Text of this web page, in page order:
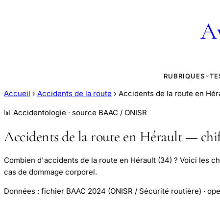
RUBRIQUES
Accueil › Accidents de la route › Accidents de la route en
📊 Accidentologie · source BAAC / ONISR
Accidents de la route en Hérault —
Combien d'accidents de la route en Hérault (34) ? Voici les
cas de dommage corporel.
Données : fichier BAAC 2024 (ONISR / Sécurité routière) ·